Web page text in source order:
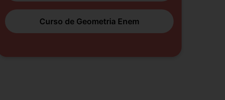
Curso de Geometria Enem